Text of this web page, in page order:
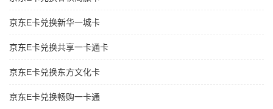
京东E卡兑换新华一城卡
京东E卡兑换共享一卡通卡
京东E卡兑换东方文化卡
京东E卡兑换畅购一卡通